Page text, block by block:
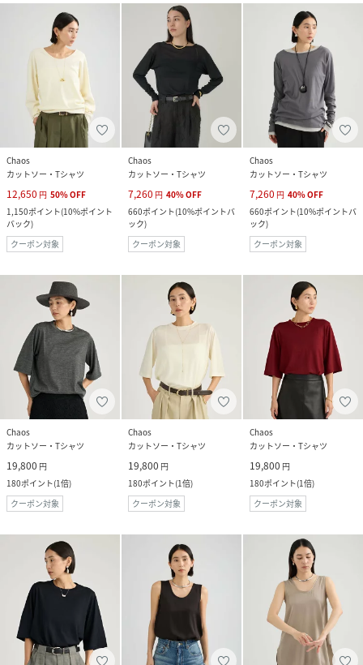
Chaos
カットソー・Tシャツ
12,650 円 50%OFF
1,150ポイント(10%ポイント
バック)
クーポン対象
Chaos
カットソー・Tシャツ
7,260 円 40%OFF
660ポイント(10%ポイントバ
ック)
クーポン対象
Chaos
カットソー・Tシャツ
7,260 円 40%OFF
660ポイント(10%ポイントバ
ック)
クーポン対象
Chaos
カットソー・Tシャツ
19,800 円
180ポイント(1倍)
クーポン対象
Chaos
カットソー・Tシャツ
19,800 円
180ポイント(1倍)
クーポン対象
Chaos
カットソー・Tシャツ
19,800 円
180ポイント(1倍)
クーポン対象